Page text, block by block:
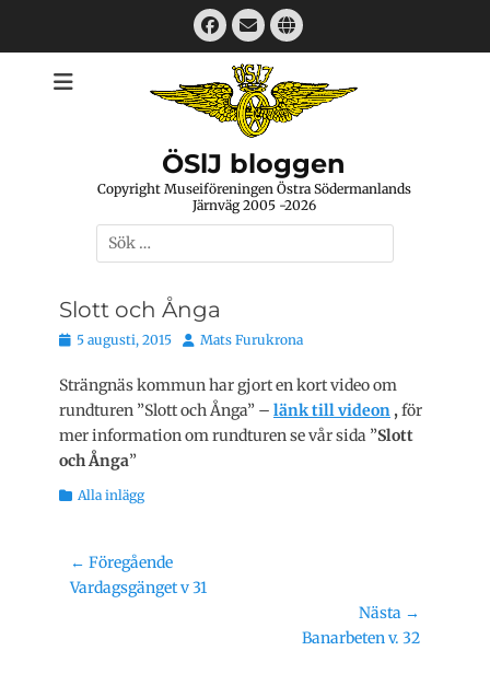
Facebook
E-
mail
Webbplats
ÖSlJ bloggen
Copyright Museiföreningen Östra Södermanlands
Järnväg 2005 -2026
Sök
efter:
Slott och Ånga
Publicerat
5 augusti, 2015 Författare
Mats Furukrona
Strängnäs kommun har gjort en kort video om
rundturen ”Slott och Ånga” – länk till videon ,för
mer information om rundturen se vår sida ”Slott
och Ånga”
Kategorier
Alla inlägg
Inläggsnavigering
← Föregående
Föregående
Vardagsgänget v 31
Nästa →
Banarbeten v. 32